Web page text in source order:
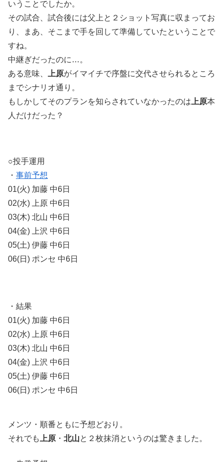
いうことでしたか。
その試合、試合後には父上と２ショット写真に収まってお
り、まあ、そこまで手を回して準備していたということで
すね。
中継ぎだったのに…。
ある意味、
上原がイマイチで序盤に交代させられるところ
までシナリオ通り。
もしかしてそのプランを知らされていなかったのは 上原本
人だけだった？
○投手運用
・ 事前予想
01(火) 加藤 中6日
02(水) 上原 中6日
03(木) 北山 中6日
04(金) 上沢 中6日
05(土) 伊藤 中6日
06(日) ポンセ 中6日
・結果
01(火) 加藤 中6日
02(水) 上原 中6日
03(木) 北山 中6日
04(金) 上沢 中6日
05(土) 伊藤 中6日
06(日) ポンセ 中6日
メンツ・順番ともに予想どおり。
それでも
上原 ・ 北山と２枚抹消というのは驚きました。